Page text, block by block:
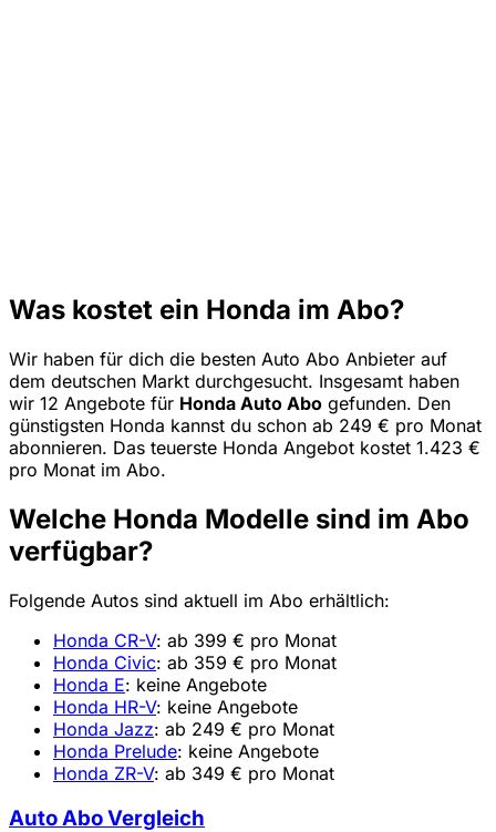
Was kostet ein Honda im Abo?
Wir haben für dich die besten Auto Abo Anbieter auf
dem deutschen Markt durchgesucht. Insgesamt haben
wir 12 Angebote für Honda Auto Abo gefunden. Den
günstigsten Honda kannst du schon ab 249 € pro Monat
abonnieren. Das teuerste Honda Angebot kostet 1.423 €
pro Monat im Abo.
Welche Honda Modelle sind im Abo
verfügbar?
Folgende Autos sind aktuell im Abo erhältlich:
Honda CR-V: ab 399 € pro Monat
Honda Civic: ab 359 € pro Monat
Honda E: keine Angebote
Honda HR-V: keine Angebote
Honda Jazz: ab 249 € pro Monat
Honda Prelude: keine Angebote
Honda ZR-V: ab 349 € pro Monat
Auto Abo Vergleich